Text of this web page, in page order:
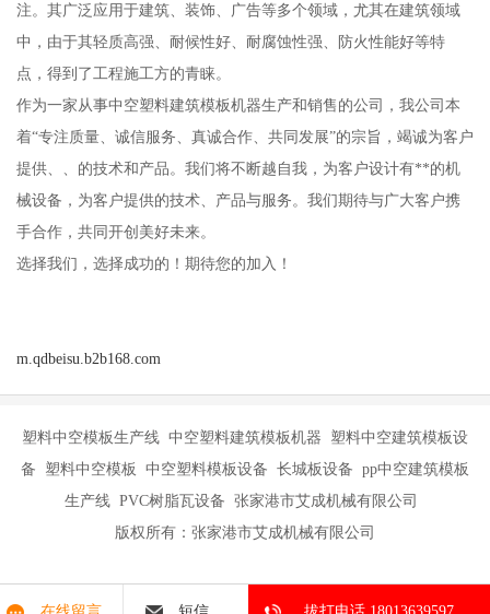
注。其广泛应用于建筑、装饰、广告等多个领域，尤其在建筑领域
中，由于其轻质高强、耐候性好、耐腐蚀性强、防火性能好等特
点，得到了工程施工方的青睐。
作为一家从事中空塑料建筑模板机器生产和销售的公司，我公司本
着“专注质量、诚信服务、真诚合作、共同发展”的宗旨，竭诚为客户
提供、、的技术和产品。我们将不断越自我，为客户设计有**的机
械设备，为客户提供的技术、产品与服务。我们期待与广大客户携
手合作，共同开创美好未来。
选择我们，选择成功的！期待您的加入！
m.qdbeisu.b2b168.com
塑料中空模板生产线 中空塑料建筑模板机器 塑料中空建筑模板设
备 塑料中空模板 中空塑料模板设备 长城板设备 pp中空建筑模板
生产线 PVC树脂瓦设备 张家港市艾成机械有限公司
版权所有：张家港市艾成机械有限公司